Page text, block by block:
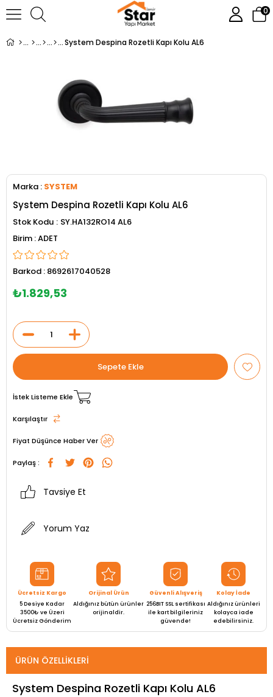
0
System Despina Rozetli Kapı Kolu AL6
Marka : SYSTEM
System Despina Rozetli Kapı Kolu AL6
Stok Kodu
SY.HA132RO14 AL6
ADET
Barkod : 8692617040528
₺1.829,53
İstek Listeme Ekle
Karşılaştır
Fiyat Düşünce Haber Ver
Paylaş :
Tavsiye Et
Yorum Yaz
Ücretsiz Kargo
5 Desiye Kadar
3500₺ ve Üzeri
Ücretsiz Gönderim
Orijinal Ürün
Aldığınız bütün ürünler
orijinaldir.
Güvenli Alışveriş
256BIT SSL sertifikası
ile kart bilgileriniz
güvende!
Kolay İade
Aldığınız ürünleri
kolayca iade
edebilirsiniz.
ÜRÜN ÖZELLIKLERI
System Despina Rozetli Kapı Kolu AL6